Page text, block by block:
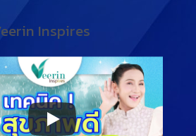
Inspires